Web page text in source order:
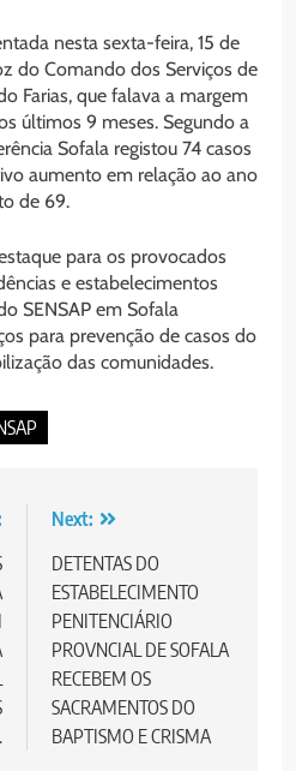
nesta sexta-feira, 15 de
do Comando dos Serviços de
Farias, que falava a margem
últimos 9 meses. Segundo a
Sofala registou 74 casos
aumento em relação ao ano
de 69.
para os provocados
e estabelecimentos
SENSAP em Sofala
para prevenção de casos do
das comunidades.
Next:
DETENTAS DO
ESTABELECIMENTO
PENITENCIÁRIO
PROVNCIAL DE SOFALA
RECEBEM OS
SACRAMENTOS DO
BAPTISMO E CRISMA